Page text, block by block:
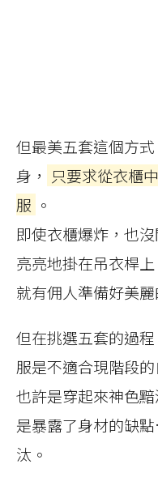
但最美五套這個方
身， 只要求從衣櫃
服 。
即使衣櫃爆炸，也
亮亮地掛在吊衣桿
就有佣人準備好美
但在挑選五套的過
服是不適合現階段的
也許是穿起來神色
是暴露了身材的缺
汰。